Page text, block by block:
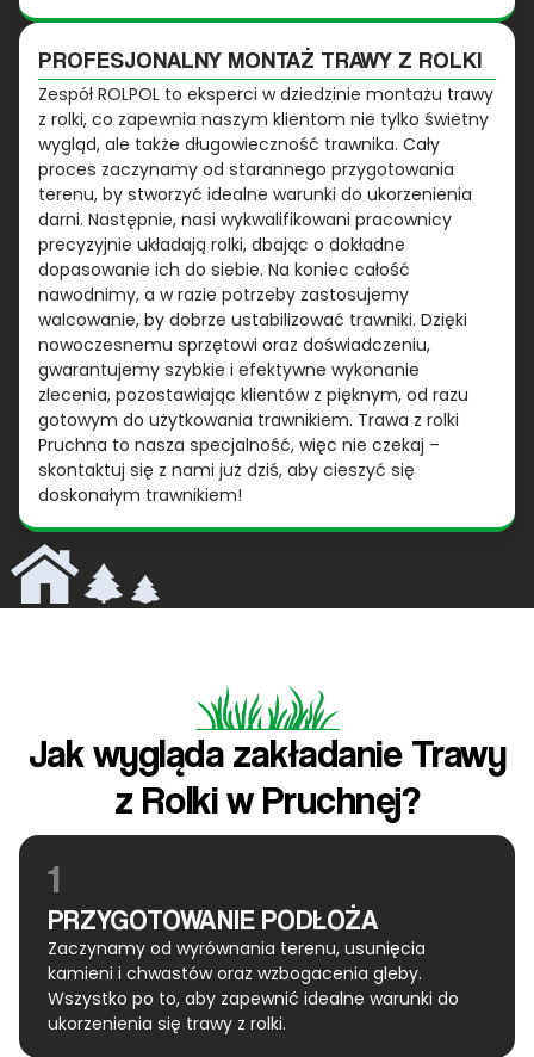
PROFESJONALNY MONTAŻ TRAWY Z ROLKI
Zespół ROLPOL to eksperci w dziedzinie montażu trawy
z rolki, co zapewnia naszym klientom nie tylko świetny
wygląd, ale także długowieczność trawnika. Cały
proces zaczynamy od starannego przygotowania
terenu, by stworzyć idealne warunki do ukorzenienia
darni. Następnie, nasi wykwalifikowani pracownicy
precyzyjnie układają rolki, dbając o dokładne
dopasowanie ich do siebie. Na koniec całość
nawodnimy, a w razie potrzeby zastosujemy
walcowanie, by dobrze ustabilizować trawniki. Dzięki
nowoczesnemu sprzętowi oraz doświadczeniu,
gwarantujemy szybkie i efektywne wykonanie
zlecenia, pozostawiając klientów z pięknym, od razu
gotowym do użytkowania trawnikiem. Trawa z rolki
Pruchna to nasza specjalność, więc nie czekaj –
skontaktuj się z nami już dziś, aby cieszyć się
doskonałym trawnikiem!
Jak wygląda zakładanie Trawy
z Rolki w Pruchnej?
1
PRZYGOTOWANIE PODŁOŻA
Zaczynamy od wyrównania terenu, usunięcia
kamieni i chwastów oraz wzbogacenia gleby.
Wszystko po to, aby zapewnić idealne warunki do
ukorzenienia się trawy z rolki.